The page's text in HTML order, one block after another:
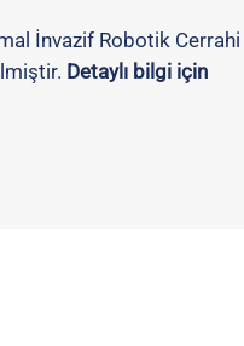
İnvazif Robotik
Detaylı bilgi için